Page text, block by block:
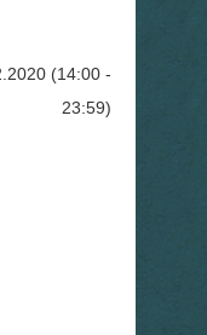
(14:00 -
23:59)